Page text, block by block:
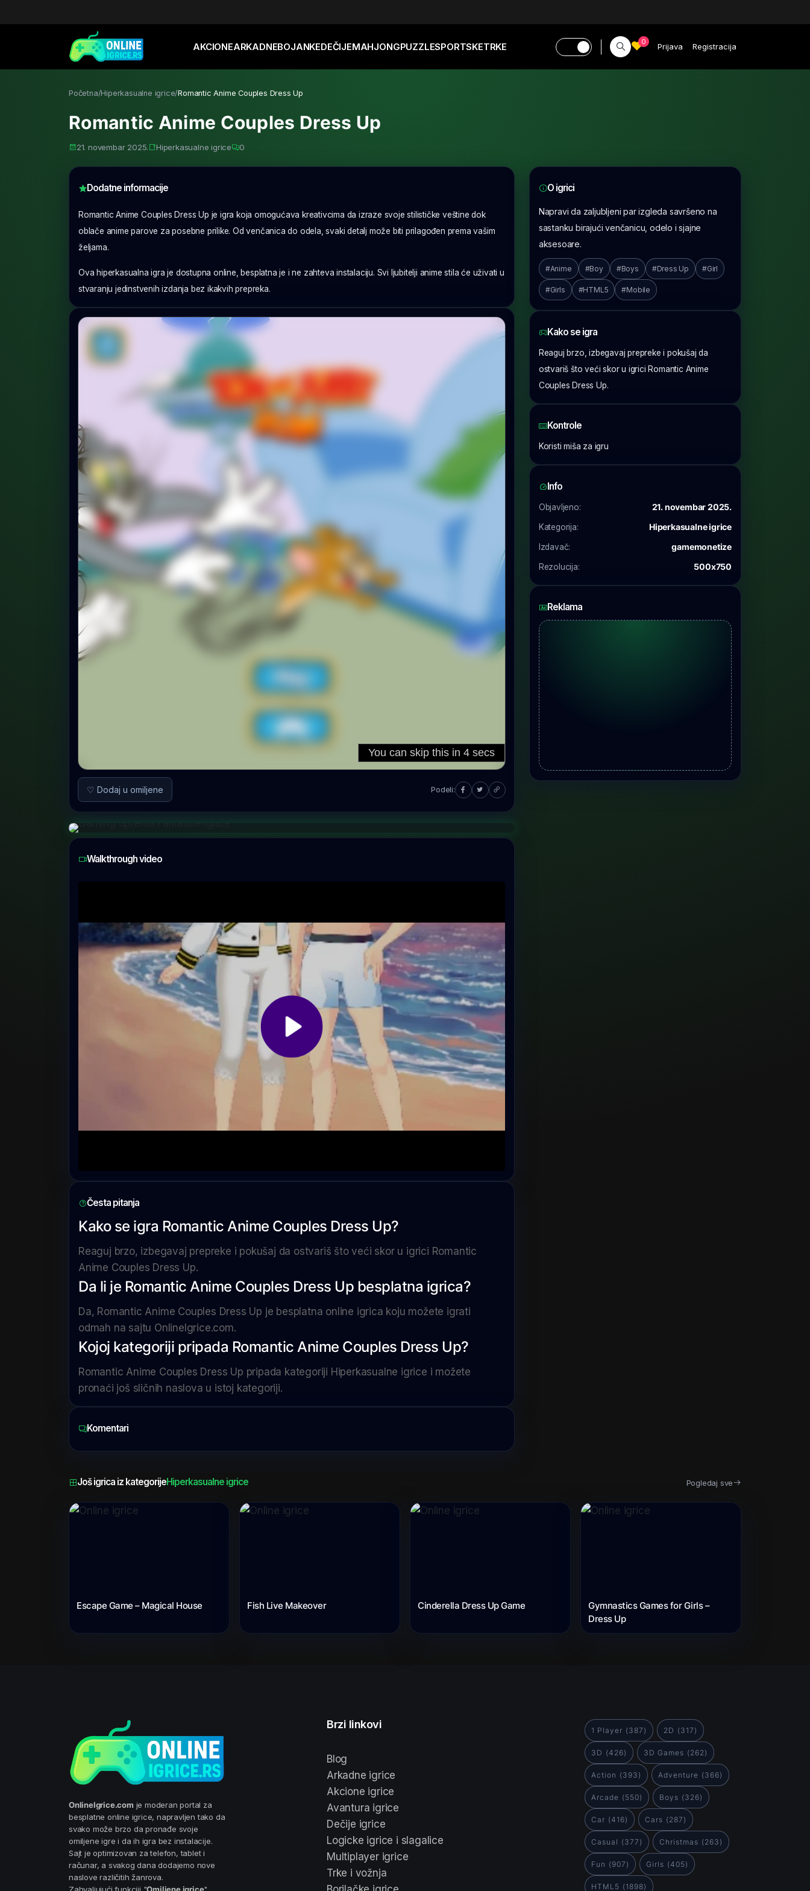
AKCIONEARKADNEBOJANKEDEČIJEMAHJONGPUZZLESPORTSKETRKE 0 Prijava Registracija
Početna/Hiperkasualne igrice/Romantic Anime Couples Dress Up
Romantic Anime Couples Dress Up
21. novembar 2025. Hiperkasualne igrice 0
Dodatne informacije
Romantic Anime Couples Dress Up je igra koja omogućava kreativcima da izraze svoje stilističke veštine dok
oblače anime parove za posebne prilike. Od venčanica do odela, svaki detalj može biti prilagođen prema vašim
željama.
Ova hiperkasualna igra je dostupna online, besplatna je i ne zahteva instalaciju. Svi ljubitelji anime stila će uživati u
stvaranju jedinstvenih izdanja bez ikakvih prepreka.
♡ Dodaj u omiljene Podeli:
Walkthrough video
Česta pitanja
Kako se igra Romantic Anime Couples Dress Up?
Reaguj brzo, izbegavaj prepreke i pokušaj da ostvariš što veći skor u igrici Romantic
Anime Couples Dress Up.
Da li je Romantic Anime Couples Dress Up besplatna igrica?
Da, Romantic Anime Couples Dress Up je besplatna online igrica koju možete igrati
odmah na sajtu OnlineIgrice.com.
Kojoj kategoriji pripada Romantic Anime Couples Dress Up?
Romantic Anime Couples Dress Up pripada kategoriji Hiperkasualne igrice i možete
pronaći još sličnih naslova u istoj kategoriji.
Komentari
O igrici
Napravi da zaljubljeni par izgleda savršeno na
sastanku birajući venčanicu, odelo i sjajne
aksesoare.
#Anime #Boy #Boys #Dress Up #Girl
#Girls #HTML5 #Mobile
Kako se igra
Reaguj brzo, izbegavaj prepreke i pokušaj da
ostvariš što veći skor u igrici Romantic Anime
Couples Dress Up.
Kontrole
Koristi miša za igru
Info
Objavljeno: 21. novembar 2025.
Kategorija: Hiperkasualne igrice
Izdavač: gamemonetize
Rezolucija: 500x750
Reklama
Još igrica iz kategorijeHiperkasualne igrice Pogledaj sve
Escape Game – Magical House Fish Live Makeover Cinderella Dress Up Game
Gymnastics Games for Girls –
Dress Up
OnlineIgrice.com je moderan portal za
besplatne online igrice, napravljen tako da
svako može brzo da pronađe svoje
omiljene igre i da ih igra bez instalacije.
Sajt je optimizovan za telefon, tablet i
računar, a svakog dana dodajemo nove
naslove različitih žanrova.
Zahvaljujući funkciji "Omiljene igrice",
Brzi linkovi
Blog
Arkadne igrice
Akcione igrice
Avantura igrice
Dečije igrice
Logicke igrice i slagalice
Multiplayer igrice
Trke i vožnja
1 Player (387) 2D (317)
3D (426) 3D Games (262)
Action (393) Adventure (366)
Arcade (550) Boys (326)
Car (416) Cars (287)
Casual (377) Christmas (263)
Fun (907) Girls (405)
HTML5 (1898)